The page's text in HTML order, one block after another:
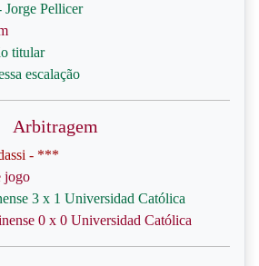
Pellicer
titular
escalação
Arbitragem
- ***
jogo
3 x 1 Universidad Católica
0 x 0 Universidad Católica